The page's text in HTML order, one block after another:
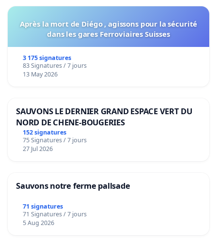
Après la mort de Diégo , agissons pour la sécurité
dans les gares Ferroviaires Suisses
3 175 signatures
83 Signatures / 7 jours
13 May 2026
SAUVONS LE DERNIER GRAND ESPACE VERT DU
NORD DE CHENE-BOUGERIES
152 signatures
75 Signatures / 7 jours
27 Jul 2026
Sauvons notre ferme pallsade
71 signatures
71 Signatures / 7 jours
5 Aug 2026